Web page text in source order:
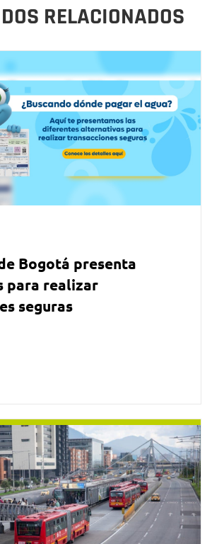
RELACIONADOS
Bogotá presenta
para realizar
seguras